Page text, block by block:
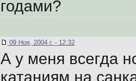
годами?
09 Ноя, 2004 г. - 12:32
А у меня всегда
катаниям на